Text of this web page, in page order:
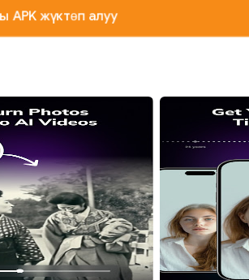
APK жүктөп алуу